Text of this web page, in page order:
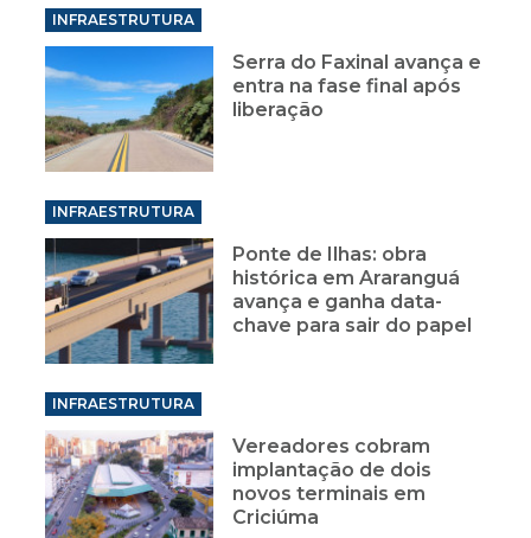
INFRAESTRUTURA
Serra do Faxinal avança e
entra na fase final após
liberação
INFRAESTRUTURA
Ponte de Ilhas: obra
histórica em Araranguá
avança e ganha data-
chave para sair do papel
INFRAESTRUTURA
Vereadores cobram
implantação de dois
novos terminais em
Criciúma